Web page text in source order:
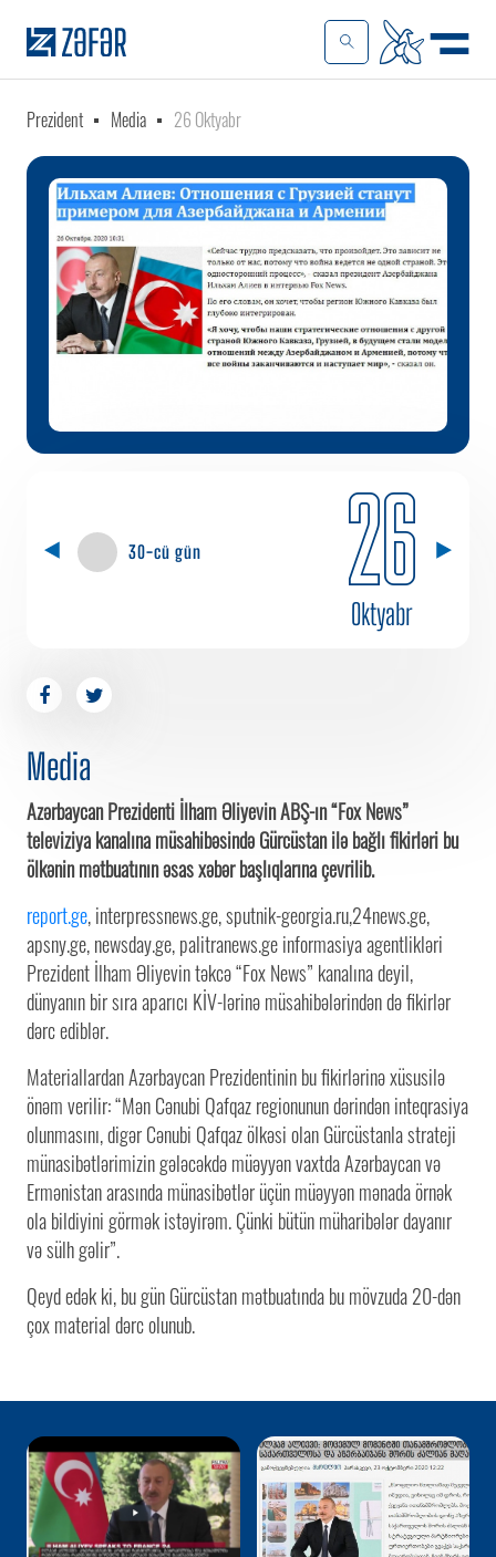
Prezident Media 26 Oktyabr
30-cü gün 26
Oktyabr
Media
Azərbaycan Prezidenti İlham Əliyevin ABŞ-ın “Fox News”
televiziya kanalına müsahibəsində Gürcüstan ilə bağlı fikirləri bu
ölkənin mətbuatının əsas xəbər başlıqlarına çevrilib.
report.ge, interpressnews.ge, sputnik-georgia.ru,24news.ge,
apsny.ge, newsday.ge, palitranews.ge informasiya agentlikləri
Prezident İlham Əliyevin təkcə “Fox News” kanalına deyil,
dünyanın bir sıra aparıcı KİV-lərinə müsahibələrindən də fikirlər
dərc ediblər.
Materiallardan Azərbaycan Prezidentinin bu fikirlərinə xüsusilə
önəm verilir: “Mən Cənubi Qafqaz regionunun dərindən inteqrasiya
olunmasını, digər Cənubi Qafqaz ölkəsi olan Gürcüstanla strateji
münasibətlərimizin gələcəkdə müəyyən vaxtda Azərbaycan və
Ermənistan arasında münasibətlər üçün müəyyən mənada örnək
ola bildiyini görmək istəyirəm. Çünki bütün müharibələr dayanır
və sülh gəlir”.
Qeyd edək ki, bu gün Gürcüstan mətbuatında bu mövzuda 20-dən
çox material dərc olunub.